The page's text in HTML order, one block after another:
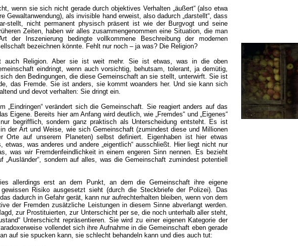
wenn sie sich nicht gerade durch objektives Verhalten „äußert“ (also etwa
Gewaltanwendung), als invisible hand erweist, also dadurch „darstellt“, dass
stellt, nicht permanent physisch präsent ist wie der Burgvogt und seine
Zeiten, haben wir alles zusammengenommen eine Situation, die man
der Inszenierung bedingte vollkommene Beschreibung der modernen
bezeichnen könnte. Fehlt nur noch – ja was? Die Religion?
auch Religion. Aber sie ist weit mehr. Sie ist etwas, was in die oben
eindringt, wenn auch vorsichtig, behutsam, tolerant, ja demütig,
den Bedingungen, die diese Gemeinschaft an sie stellt, unterwirft. Sie ist
das Fremde. Sie ist anders, sie kommt woanders her. Und sie kann sich
und devot verhalten: Sie dringt ein.
„Eindringen“ verändert sich die Gemeinschaft. Sie reagiert anders auf das
Eigene. Bereits hier am Anfang wird deutlich, wie „Fremdes“ und „Eigenes“
begrifflich, sondern ganz praktisch als Unterscheidung entsteht. Es ist
der Art und Weise, wie sich Gemeinschaft (zumindest diese und Millionen
Orte auf unserem Planeten) selbst definiert. Eigenhaben ist hier etwas
etwas, was anderes und andere „eigentlich“ ausschließt. Hier liegt nicht nur
was wir Fremdenfeindlichkeit in einem engeren Sinn nennen. Es bezieht
„Ausländer“, sondern auf alles, was die Gemeinschaft zumindest potentiell
allerdings erst an dem Punkt, an dem die Gemeinschaft ihre eigene
Risiko ausgesetzt sieht (durch die Steckbriefe der Polizei). Das
dadurch in Gefahr gerät, kann nur aufrechterhalten bleiben, wenn von dem
der Fremden zusätzliche Leistungen in diesem Sinne abverlangt werden.
zur Prostituierten, zur Unterschicht per se, die noch unterhalb aller steht,
Unterschicht repräsentieren. Sie wird zu einer eigenen Kategorie der
vollendet sich ihre Aufnahme in die Gemeinschaft eben gerade
auf sie spucken kann, sie schlecht behandeln kann und dies auch tut: